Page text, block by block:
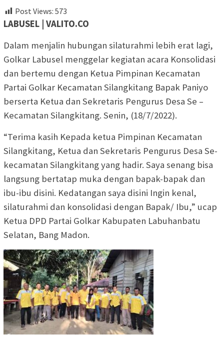
Post Views: 573
LABUSEL | VALITO.CO
Dalam menjalin hubungan silaturahmi lebih erat lagi,
Golkar Labusel menggelar kegiatan acara Konsolidasi
dan bertemu dengan Ketua Pimpinan Kecamatan
Partai Golkar Kecamatan Silangkitang Bapak Paniyo
berserta Ketua dan Sekretaris Pengurus Desa Se –
Kecamatan Silangkitang. Senin, (18/7/2022).
“Terima kasih Kepada ketua Pimpinan Kecamatan
Silangkitang, Ketua dan Sekretaris Pengurus Desa Se-
kecamatan Silangkitang yang hadir. Saya senang bisa
langsung bertatap muka dengan bapak-bapak dan
ibu-ibu disini. Kedatangan saya disini Ingin kenal,
silaturahmi dan konsolidasi dengan Bapak/ Ibu,” ucap
Ketua DPD Partai Golkar Kabupaten Labuhanbatu
Selatan, Bang Madon.